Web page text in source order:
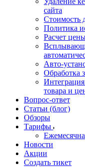
сайта
Стоимость
Политика
Расчет
Авто-
Обработка
товара и
Вопрос-ответ
Статьи (блог)
Обзоры
Тарифы
Новости
Акции
Создать тикет